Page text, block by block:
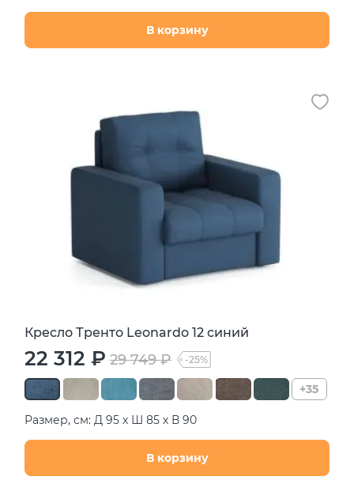
В корзину
Кресло Тренто Leonardo 12 синий
22 312 ₽ 29 749 ₽ -25%
+35
Размер, см: Д 95 х Ш 85 х В 90
В корзину